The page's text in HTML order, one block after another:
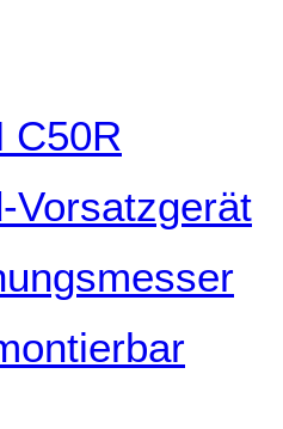
C50R
Vorsatzgerät